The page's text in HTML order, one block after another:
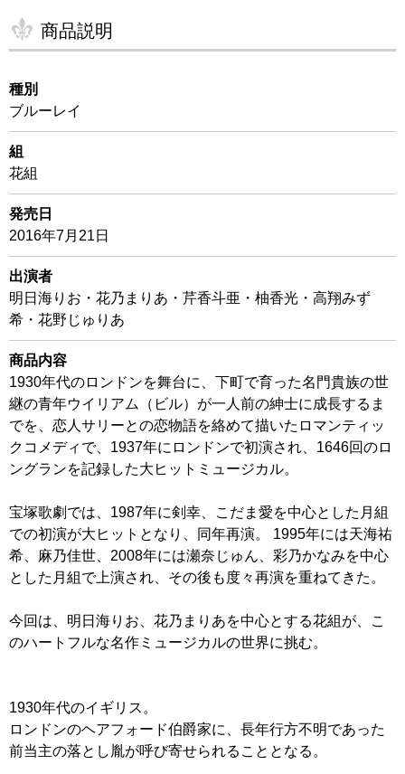
商品説明
種別
ブルーレイ
組
花組
発売日
2016年7月21日
出演者
明日海りお・花乃まりあ・芹香斗亜・柚香光・高翔みず
希・花野じゅりあ
商品内容
1930年代のロンドンを舞台に、下町で育った名門貴族の世
継の青年ウイリアム（ビル）が一人前の紳士に成長するま
でを、恋人サリーとの恋物語を絡めて描いたロマンティッ
クコメディで、1937年にロンドンで初演され、1646回のロ
ングランを記録した大ヒットミュージカル。
宝塚歌劇では、1987年に剣幸、こだま愛を中心とした月組
での初演が大ヒットとなり、同年再演。 1995年には天海祐
希、麻乃佳世、2008年には瀬奈じゅん、彩乃かなみを中心
とした月組で上演され、その後も度々再演を重ねてきた。
今回は、明日海りお、花乃まりあを中心とする花組が、こ
のハートフルな名作ミュージカルの世界に挑む。
1930年代のイギリス。
ロンドンのヘアフォード伯爵家に、長年行方不明であった
前当主の落とし胤が呼び寄せられることとなる。